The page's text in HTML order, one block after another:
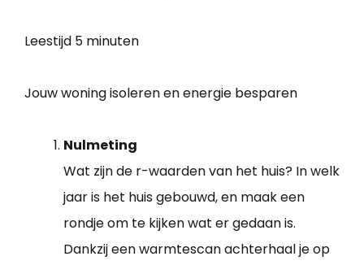
Leestijd 5 minuten
Jouw woning isoleren en energie besparen
Nulmeting
Wat zijn de r-waarden van het huis? In welk
jaar is het huis gebouwd, en maak een
rondje om te kijken wat er gedaan is.
Dankzij een warmtescan achterhaal je op